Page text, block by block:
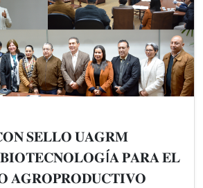
𝐒𝐄𝐋𝐋𝐎 𝐔𝐀𝐆𝐑𝐌
𝐏𝐀𝐑𝐀 𝐄𝐋
𝐀𝐆𝐑𝐎𝐏𝐑𝐎𝐃𝐔𝐂𝐓𝐈𝐕𝐎